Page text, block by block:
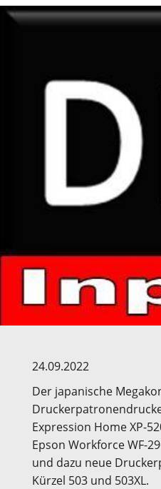
24.09.2022
Der japanische
Expression Home XP-
Epson Workforce WF-
und dazu neue
Kürzel 503 und 503XL.